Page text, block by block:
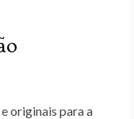
originais para a